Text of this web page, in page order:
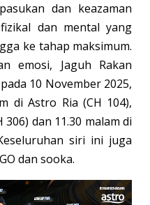
dan keazaman
dan mental yang
ke tahap maksimum.
emosi, Jaguh Rakan
10 November 2025,
di Astro Ria (CH 104),
306) dan 11.30 malam di
siri ini juga
dan sooka.